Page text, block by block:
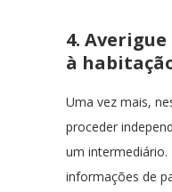
4.
à
Uma vez mais,
proceder
um intermediário.
informações de